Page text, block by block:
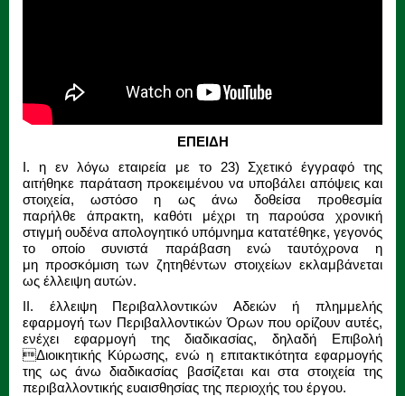
ΕΠΕΙΔΗ
I. η εν λόγω εταιρεία με το 23) Σχετικό έγγραφό της
αιτήθηκε παράταση προκειμένου να υποβάλει απόψεις και
στοιχεία, ωστόσο η ως άνω δοθείσα προθεσμία
παρήλθε άπρακτη, καθότι μέχρι τη παρούσα χρονική
στιγμή ουδένα απολογητικό υπόμνημα κατατέθηκε, γεγονός
το οποίο συνιστά παράβαση ενώ ταυτόχρονα η
μη προσκόμιση των ζητηθέντων στοιχείων εκλαμβάνεται
ως έλλειψη αυτών.
II. έλλειψη Περιβαλλοντικών Αδειών ή πλημμελής
εφαρμογή των ΠεριβαλλοντικώνΌρων που ορίζουν αυτές,
ενέχει εφαρμογή της διαδικασίας, δηλαδή Επιβολή
Διοικητικής Κύρωσης, ενώ η επιτακτικότητα εφαρμογής
της ως άνω διαδικασίας βασίζεται και στα στοιχεία της
περιβαλλοντικής ευαισθησίας της περιοχής του έργου.